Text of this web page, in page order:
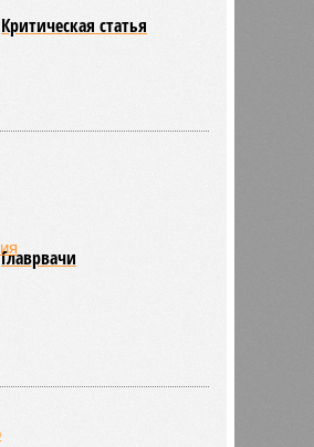
Критическая статья
Главрвачи